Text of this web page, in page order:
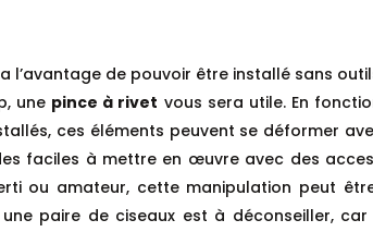
de pouvoir être installé sans
une pince à rivet vous sera utile. En
ces éléments peuvent se déformer
faciles à mettre en œuvre avec des
ou amateur, cette manipulation peut
paire de ciseaux est à déconseiller,